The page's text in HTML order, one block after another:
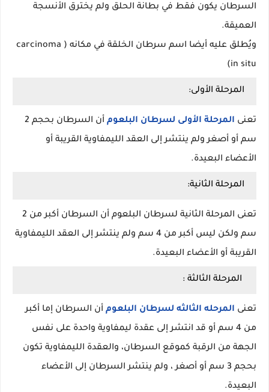
السرطان يكون فقط في بطانة الحلق ولم يخترق الأنسجة
العميقة.
ويُطلق عليه أيضا اسم سرطان الخلقة في مكانه ( carcinoma
in situ)
المرحلة الأولى:
تعنى المرحلة الأولى لسرطان البلعوم
أن السرطان بحجم 2
سم أو أصغر ولم ينتشر إلى العقد الليمفاوية القريبة أو
الأعضاء البعيدة.
المرحلة الثانية:
تعنى المرحلة الثانية لسرطان البلعوم أن السرطان أكبر من 2
سم ولكن ليس أكبر من 4 سم ولم ينتشر إلى العقد الليمفاوية
القريبة أو الأعضاء البعيدة.
المرحلة الثالثة :
تعنى المرحله الثالثه لسرطان البلعوم أن السرطان إما أكبر
من 4 سم أو قد انتشر إلى عقدة ليمفاوية واحدة على نفس
الجهة من الرقبة كموقع السرطان، والعقدة الليمفاوية تكون
بحجم 3 سم أو أصغر ، ولم ينتشر السرطان إلى الأعضاء
البعيدة.